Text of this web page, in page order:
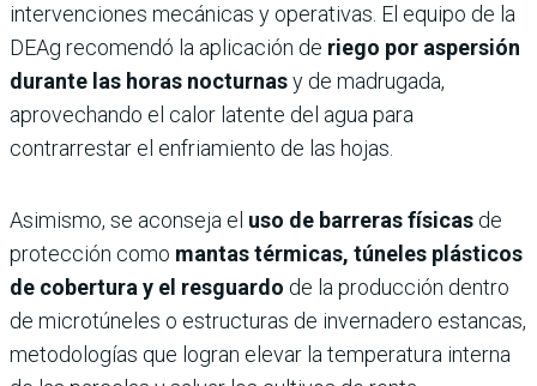
intervenciones mecánicas y operativas. El equipo de la
DEAg recomendó la aplicación de riego por aspersión
durante las horas nocturnasy de madrugada,
aprovechando el calor latente del agua para
contrarrestar el enfriamiento de las hojas.
Asimismo, se aconseja el uso de barreras físicas de
protección como mantas térmicas, túneles plásticos
de cobertura y el resguardo de la producción dentro
de microtúneles o estructuras de invernadero estancas,
metodologías que logran elevar la temperatura interna